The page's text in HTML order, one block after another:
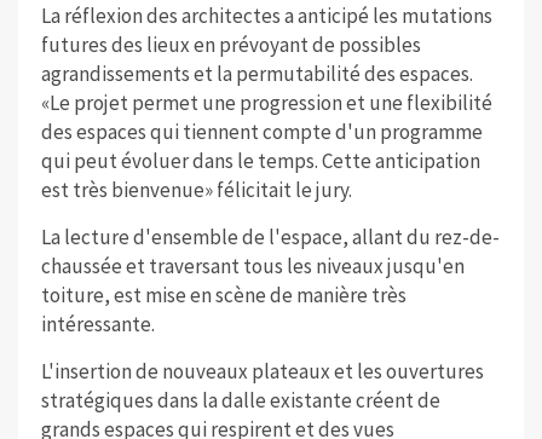
La réflexion des architectes a anticipé les mutations
futures des lieux en prévoyant de possibles
agrandissements et la permutabilité des espaces.
«Le projet permet une progression et une flexibilité
des espaces qui tiennent compte d'un programme
qui peut évoluer dans le temps. Cette anticipation
est très bienvenue» félicitait le jury.
La lecture d'ensemble de l'espace, allant du rez-de-
chaussée et traversant tous les niveaux jusqu'en
toiture, est mise en scène de manière très
intéressante.
L'insertion de nouveaux plateaux et les ouvertures
stratégiques dans la dalle existante créent de
grands espaces qui respirent et des vues